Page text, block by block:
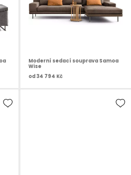
Moderní sedací souprava Samoa
Wise
od34 794 Kč